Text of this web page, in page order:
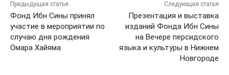
Предыдущая статья
Фонд Ибн Сины принял
участие в мероприятии по
случаю дня рождения
Омара Хайяма
Следующая статья
Презентация и выставка
изданий Фонда Ибн Сины
на Вечере персидского
языка и культуры в Нижнем
Новгороде